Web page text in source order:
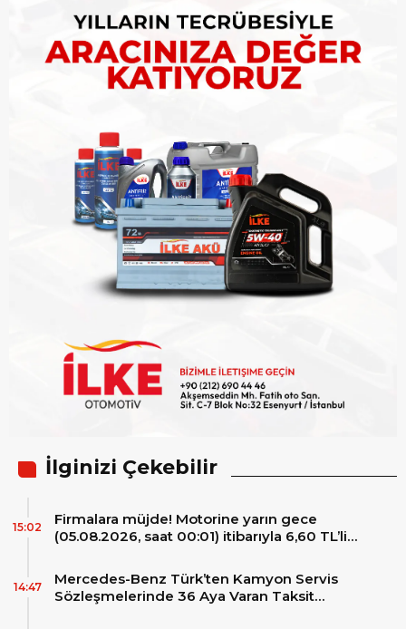
İlginizi Çekebilir
Firmalara müjde! Motorine yarın gece
(05.08.2026, saat 00:01) itibarıyla 6,60 TL’lik
15:02
Mercedes-Benz Türk’ten Kamyon Servis
Sözleşmelerinde 36 Aya Varan Taksit
14:47